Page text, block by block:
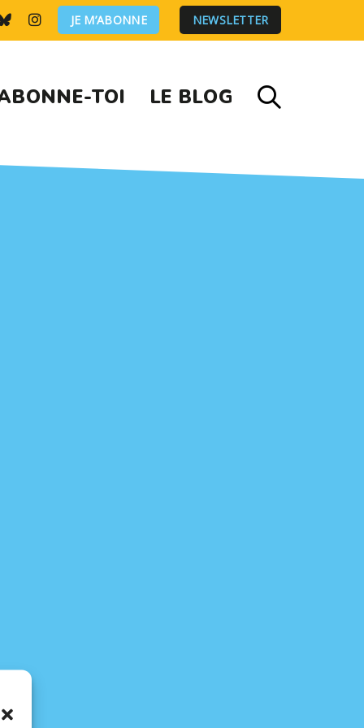
JE M’ABONNE NEWSLETTER
TOI LE BLOG